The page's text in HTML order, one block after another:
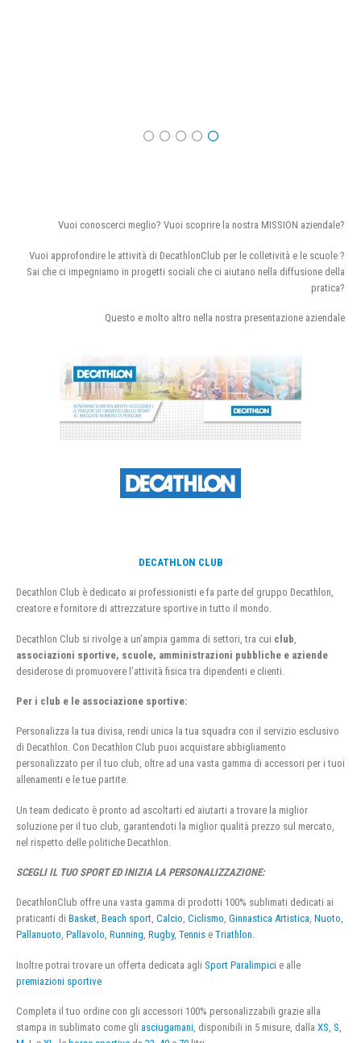
Vuoi conoscerci meglio? Vuoi scoprire la nostra MISSION aziendale?
Vuoi approfondire le attività di DecathlonClub per le colletività e le scuole ?
Sai che ci impegniamo in progetti sociali che ci aiutano nella diffusione della
pratica?
Questo e molto altro nella nostra presentazione aziendale
DECATHLON CLUB
Decathlon Club è dedicato ai professionisti e fa parte del gruppo Decathlon,
creatore e fornitore di attrezzature sportive in tutto il mondo.
Decathlon Club si rivolge a un’ampia gamma di settori, tra cui club
associazioni sportive, scuole, amministrazioni pubbliche e aziende
desiderose di promuovere l’attività fisica tra dipendenti e clienti.
Per i club e le associazione sportive:
Personalizza la tua divisa, rendi unica la tua squadra con il servizio esclusivo
di Decathlon. Con Decathlon Club puoi acquistare abbigliamento
personalizzato per il tuo club, oltre ad una vasta gamma di accessori per i tuoi
allenamenti e le tue partite.
Un team dedicato è pronto ad ascoltarti ed aiutarti a trovare la miglior
soluzione per il tuo club, garantendoti la miglior qualità prezzo sul mercato,
nel rispetto delle politiche Decathlon.
SCEGLI IL TUO SPORT ED INIZIA LA PERSONALIZZAZIONE:
DecathlonClub offre una vasta gamma di prodotti 100% sublimati dedicati ai
praticanti di Basket, Beach sport, Calcio, Ciclismo, Ginnastica Artistica, Nuoto,
Pallanuoto, Pallavolo, Running, Rugby, Tennis e Triathlon.
Inoltre potrai trovare un offerta dedicata agli Sport Paralimpici e alle
premiazioni sportive
Completa il tuo ordine con gli accessori 100% personalizzabili grazie alla
stampa in sublimato come gli asciugamani , disponibili in 5 misure, dalla XS S